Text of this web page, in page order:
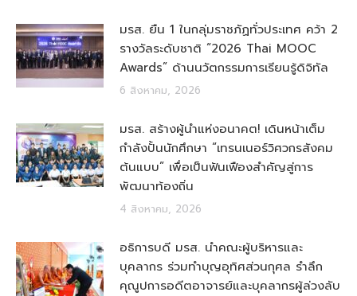
มรส. ยืน 1 ในกลุ่มราชภัฏทั่วประเทศ คว้า 2
รางวัลระดับชาติ “2026 Thai MOOC
Awards” ด้านนวัตกรรมการเรียนรู้ดิจิทัล
6 สิงหาคม, 2026
มรส. สร้างผู้นำแห่งอนาคต! เดินหน้าเต็ม
กำลังปั้นนักศึกษา “เทรนเนอร์วิศวกรสังคม
ต้นแบบ” เพื่อเป็นฟันเฟืองสำคัญสู่การ
พัฒนาท้องถิ่น
4 สิงหาคม, 2026
อธิการบดี มรส. นำคณะผู้บริหารและ
บุคลากร ร่วมทำบุญอุทิศส่วนกุศล รำลึก
คุณูปการอดีตอาจารย์และบุคลากรผู้ล่วงลับ